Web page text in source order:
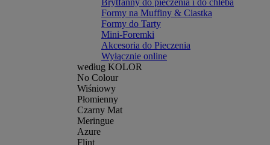
Brytfanny do pieczenia i do chleba
Formy na Muffiny & Ciastka
Formy do Tarty
Mini-Foremki
Akcesoria do Pieczenia
Wyłącznie online
według KOLOR
No Colour
Wiśniowy
Płomienny
Czarny Mat
Meringue
Azure
Flint